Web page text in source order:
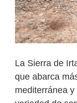
La Sierra de
que abarca
mediterránea